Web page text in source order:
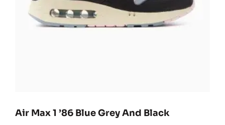
Air Max 1 ’86 Blue Grey And Black